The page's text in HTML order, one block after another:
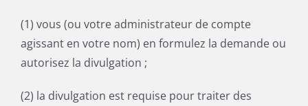
(1) vous (ou votre administrateur de compte
agissant en votre nom) en formulez la demande ou
autorisez la divulgation ;
(2) la divulgation est requise pour traiter des